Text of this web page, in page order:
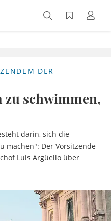
DER
zu schwimmen,
darin, sich die
machen": Der Vorsitzende
Luis Argüello über